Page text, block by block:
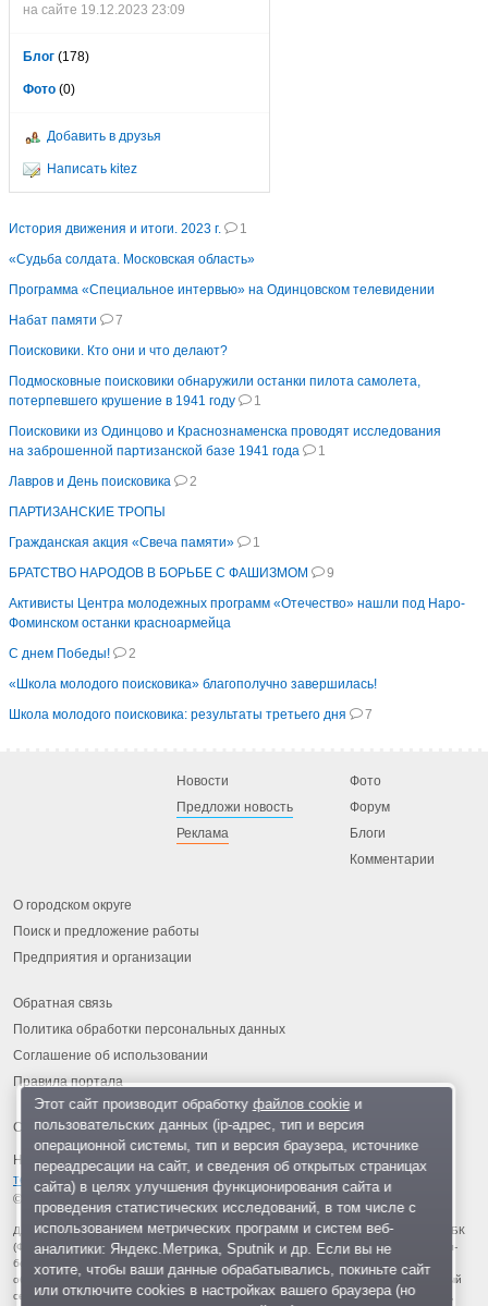
на сайте 19.12.2023 23:09
Блог (178)
Фото (0)
Добавить в друзья
Написать kitez
История движения и итоги. 2023 г.
1
«Судьба солдата. Московская область»
Программа «Специальное интервью» на Одинцовском телевидении
Набат памяти
7
Поисковики. Кто они и что делают?
Подмосковные поисковики обнаружили останки пилота самолета,
потерпевшего крушение в 1941 году
1
Поисковики из Одинцово и Краснознаменска проводят исследования
на заброшенной партизанской базе 1941 года
1
Лавров и День поисковика
2
ПАРТИЗАНСКИЕ ТРОПЫ
Гражданская акция «Свеча памяти»
1
БРАТСТВО НАРОДОВ В БОРЬБЕ С ФАШИЗМОМ
9
Активисты Центра молодежных программ «Отечество» нашли под Наро-
Фоминском останки красноармейца
С днем Победы!
2
«Школа молодого поисковика» благополучно завершилась!
Школа молодого поисковика: результаты третьего дня
7
Новости
Предложи новость
Реклама
Фото
Форум
Блоги
Комментарии
О городском округе
Поиск и предложение работы
Предприятия и организации
Обратная связь
Политика обработки персональных данных
Соглашение об использовании
Правила портала
На информационном ресурсе применяются рекомендательные
технологии
© 2013-2026 «ОИНФО»,
сделано в Одинцово
Для читателей: В России признаны экстремистскими и запрещены организации ФБК
(Фонд борьбы с коррупцией, признан иноагентом), Штабы Навального, «Национал-
большевистская партия», «Свидетели Иеговы», «Армия воли народа», «Русский
общенациональный союз», «Движение против нелегальной иммиграции», «Правый
сектор», УНА-УНСО, УПА, «Тризуб им. Степана Бандеры», «Мизантропик дивижн»,
Этот сайт производит обработку файлов cookieи
пользовательских данных (ip-адрес, тип и версия
операционной системы, тип и версия браузера, источнике
переадресации на сайт, и сведения об открытых страницах
сайта) в целях улучшения функционирования сайта и
проведения статистических исследований, в том числе с
использованием метрических программ и систем веб-
аналитики: Яндекс.Метрика, Sputnik и др. Если вы не
хотите, чтобы ваши данные обрабатывались, покиньте сайт
или отключите cookies в настройках вашего браузера (но